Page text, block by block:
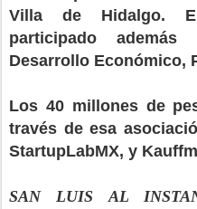
Villa de Hidalgo.
participado
Desarrollo Económico,
Los 40 millones de
través de esa
StartupLabMX, y
SAN LUIS AL